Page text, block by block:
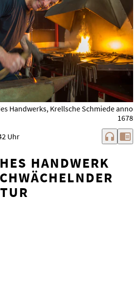
Handwerks, Krellsche Schmiede anno
1678
Uhr headphones chrome_reader_mode
HANDWERK